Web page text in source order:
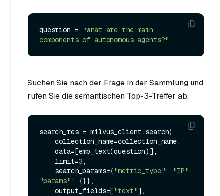
question =
"What are the main
components of autonomous agents?"
Suchen Sie nach der Frage in der Sammlung und
rufen Sie die semantischen Top-3-Treffer ab.
search_res = milvus_client.search(
    limit=
3 ,
    search_params={
"metric_type" : "IP"
"params" : {}},
    output_fields=[
"text"],